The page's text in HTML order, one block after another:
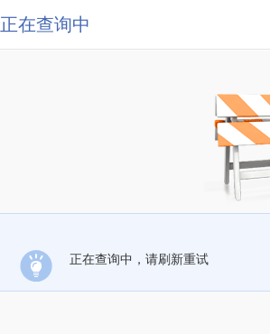
正在查询中
正在查询中，请刷新重试